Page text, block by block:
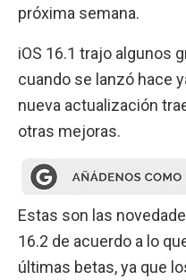
próxima semana.
iOS 16.1 trajo algunos
cuando se lanzó hace
nueva actualización
otras mejoras.
Estas son las
16.2 de acuerdo a lo
últimas betas, ya que